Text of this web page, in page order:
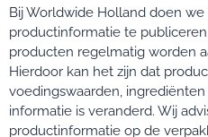
Bij Worldwide Holland doen
productinformatie te
producten regelmatig worden
Hierdoor kan het zijn dat
voedingswaarden,
informatie is veranderd. Wij
productinformatie op de